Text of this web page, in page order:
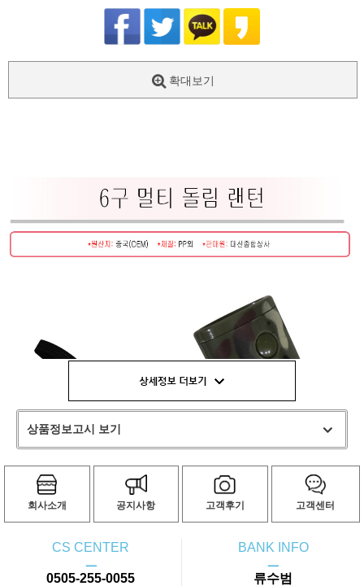
PAYCO 바로
확대보기
상품정보고시 보기
회사소개 공지사항 고객후기 고객센터
CS CENTER
ㅡ
0505-255-0055
BANK INFO
ㅡ
류수범